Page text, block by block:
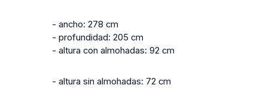
- ancho: 278 cm
- profundidad: 205 cm
- altura con almohadas: 92 cm
- altura sin almohadas: 72 cm